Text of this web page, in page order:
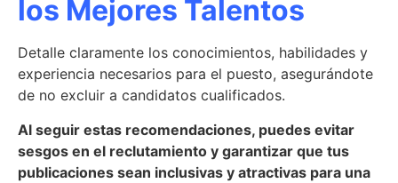
los Mejores Talentos
Detalle claramente los conocimientos, habilidades y
experiencia necesarios para el puesto, asegurándote
de no excluir a candidatos cualificados.
Al seguir estas recomendaciones, puedes evitar
sesgos en el reclutamiento y garantizar que tus
publicaciones sean inclusivas y atractivas para una